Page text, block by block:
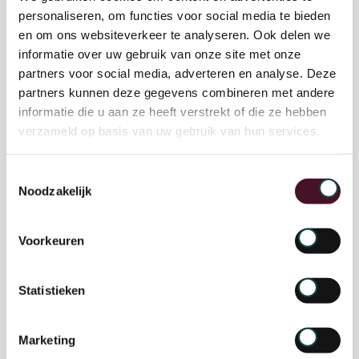
personaliseren, om functies voor social media te bieden
en om ons websiteverkeer te analyseren. Ook delen we
informatie over uw gebruik van onze site met onze
partners voor social media, adverteren en analyse. Deze
partners kunnen deze gegevens combineren met andere
informatie die u aan ze heeft verstrekt of die ze hebben
verzameld op basis van uw gebruik van hun services.
Noodzakelijk
Voorkeuren
Statistieken
Marketing
dit soort ondernemingen noodzakelijk is voor
het versnellen van de energietransitie. Hoe
zorg je er vervolgens voor dat meer
bedrijven een BioDigester aanschaffen. En
hoe ga je om met soortgelijke initiatieven?
René nam ons mee in zijn beweegredenen
om Circ te starten. Het klinkt misschien gek,
concurrentie komt op het gebied van zijn
Biovergister. Hierdoor kan de
ook voordeliger worden. Wil je meer weten